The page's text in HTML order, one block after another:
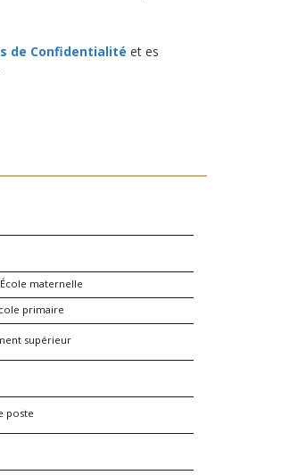
de Confidentialité et es
École maternelle
primaire
supérieur
poste